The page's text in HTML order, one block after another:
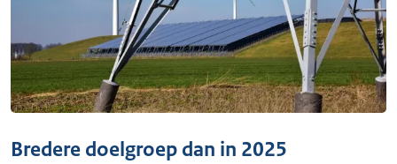
Bredere doelgroep dan in 2025